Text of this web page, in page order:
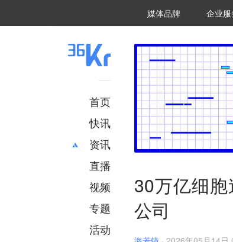
媒体品牌 36Kr研
企业服
首页
快讯
资讯
推荐
财经
项目推荐
安徽
直播
视频
专题
活动
30万亿细
公司